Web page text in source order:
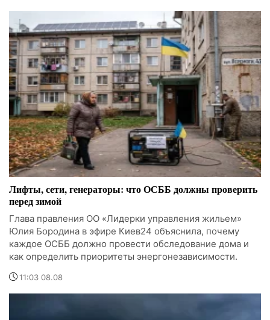
Лифты, сети, генераторы: что ОСББ должны проверить
перед зимой
Глава правления ОО «Лидерки управления жильем»
Юлия Бородина в эфире Киев24 объяснила, почему
каждое ОСББ должно провести обследование дома и
как определить приоритеты энергонезависимости.
11:03 08.08